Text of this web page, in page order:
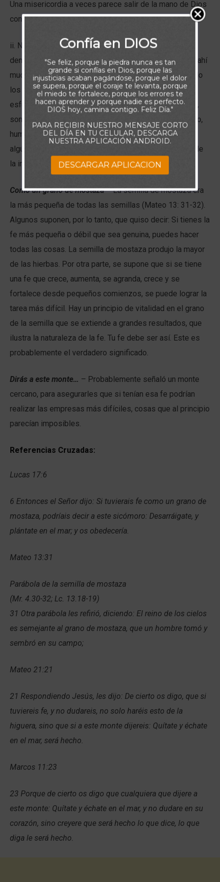
Una misericordia a veces parece salir de la mano de Dios
con más dificultad y lucha por ella”. (Poole)
ii. No tenía sentido culpar al muchacho, a su padre o al
demonio, aunque el demonio era fuerte y había estado ahí
mucho tiempo. La culpa la tenían los discípulos. “Cuando
los ministros del Evangelio encuentran que sus
esfuerzos, con respecto a algunos lugares o personas,
son ineficaces, deben venir por
, a Cristo,
humillándose ante Él y suplicar que se les informe si
algún mal dentro de
no ha sido la causa de
la inutilidad de sus labores”.
Como un grano de mostaza– La semilla de mostaza era
la más pequeña de todas las semillas (Mateo 13: 31-32).
Algunos suponen, por lo tanto, que quiso decir: Si tienes la
fe más pequeña o débil que sea genuina, puedes hacer
todas las cosas. La semilla de mostaza produjo la mayor
de las hierbas. Por otra parte, se supone que si se tiene
una fe que crece, aumenta, se agranda, crece y se
fortalece desde pequeños comienzos, se puede lograr la
tarea más difícil. Hay un principio de vitalidad en el grano
de la semilla que se extiende a grandes resultados, que
ilustra la naturaleza de la fe. Tu fe debe ser así. Este es
probablemente el verdadero significado.
Dirás a este monte… – Probablemente señaló un monte
cercano, para asegurarles que si tenían esa fe podrían
realizar las empresas más difíciles, cosas que al principio
parecían imposibles.
Referencias Cruzadas:
Lucas 17:6
6 Entonces el Señor dijo: Si tuvierais fe como un grano de
mostaza, podríais decir a este sicómoro: Desarráigate, y
plántate en el mar; y os obedecería.
Mateo 13:31
Parábola de la semilla de mostaza
(Mr. 4.30-32; Lc. 13.18-19)
31 Otra parábola les refirió, diciendo: El reino de los cielos
es semejante al grano de mostaza, que un hombre tomó y
sembró en su campo;
Mateo 21:21
21 Respondiendo Jesús, les dijo: De cierto os digo, que si
tuviereis fe, y no dudareis, no solo haréis esto de la
higuera, sino que si a este monte dijereis: Quítate y échate
en el mar, será hecho.
Marcos 11:23
23 Porque de cierto os digo que cualquiera que dijere a
este monte: Quítate y échate en el mar, y no dudare en su
corazón, sino creyere que será hecho lo que dice, lo que
diga le será hecho.
Confía en DIOS
"Se feliz, porque la piedra nunca es tan
grande si confías en Dios, porque las
injusticias acaban pagándose, porque el dolor
se supera, porque el coraje te levanta, porque
el miedo te fortalece, porque los errores te
hacen aprender y porque nadie es perfecto.
DIOS hoy, camina contigo. Feliz Día."
PARA RECIBIR NUESTRO MENSAJE CORTO
DEL DÍA EN TU CELULAR, DESCARGA
NUESTRA APLICACIÓN ANDROID.
DESCARGAR APLICACION